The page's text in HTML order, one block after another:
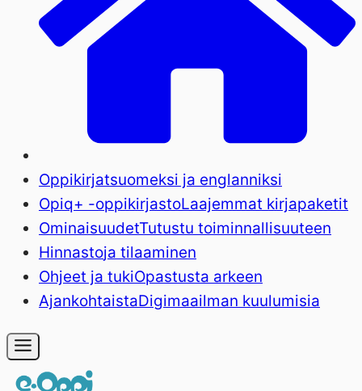
Oppikirjatsuomeksi ja englanniksi
Opiq+ -oppikirjastoLaajemmat kirjapaketit
OminaisuudetTutustu toiminnallisuuteen
Hinnastoja tilaaminen
Ohjeet ja tukiOpastusta arkeen
AjankohtaistaDigimaailman kuulumisia